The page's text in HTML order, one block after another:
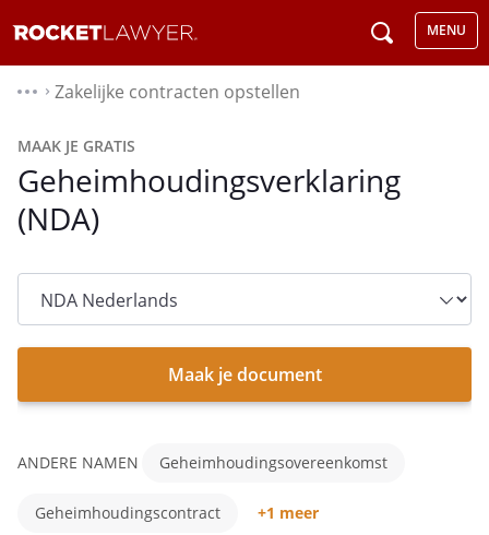
MENU
⌃ Zakelijke contracten opstellen
MAAK JE GRATIS
Geheimhoudingsverklaring
(NDA)
Maak je document
ANDERE NAMEN Geheimhoudingsovereenkomst
Geheimhoudingscontract +1 meer